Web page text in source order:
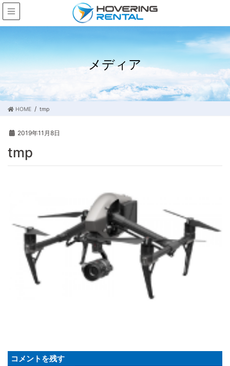
メディア
HOME tmp
2019年11月8日
tmp
コメントを残す